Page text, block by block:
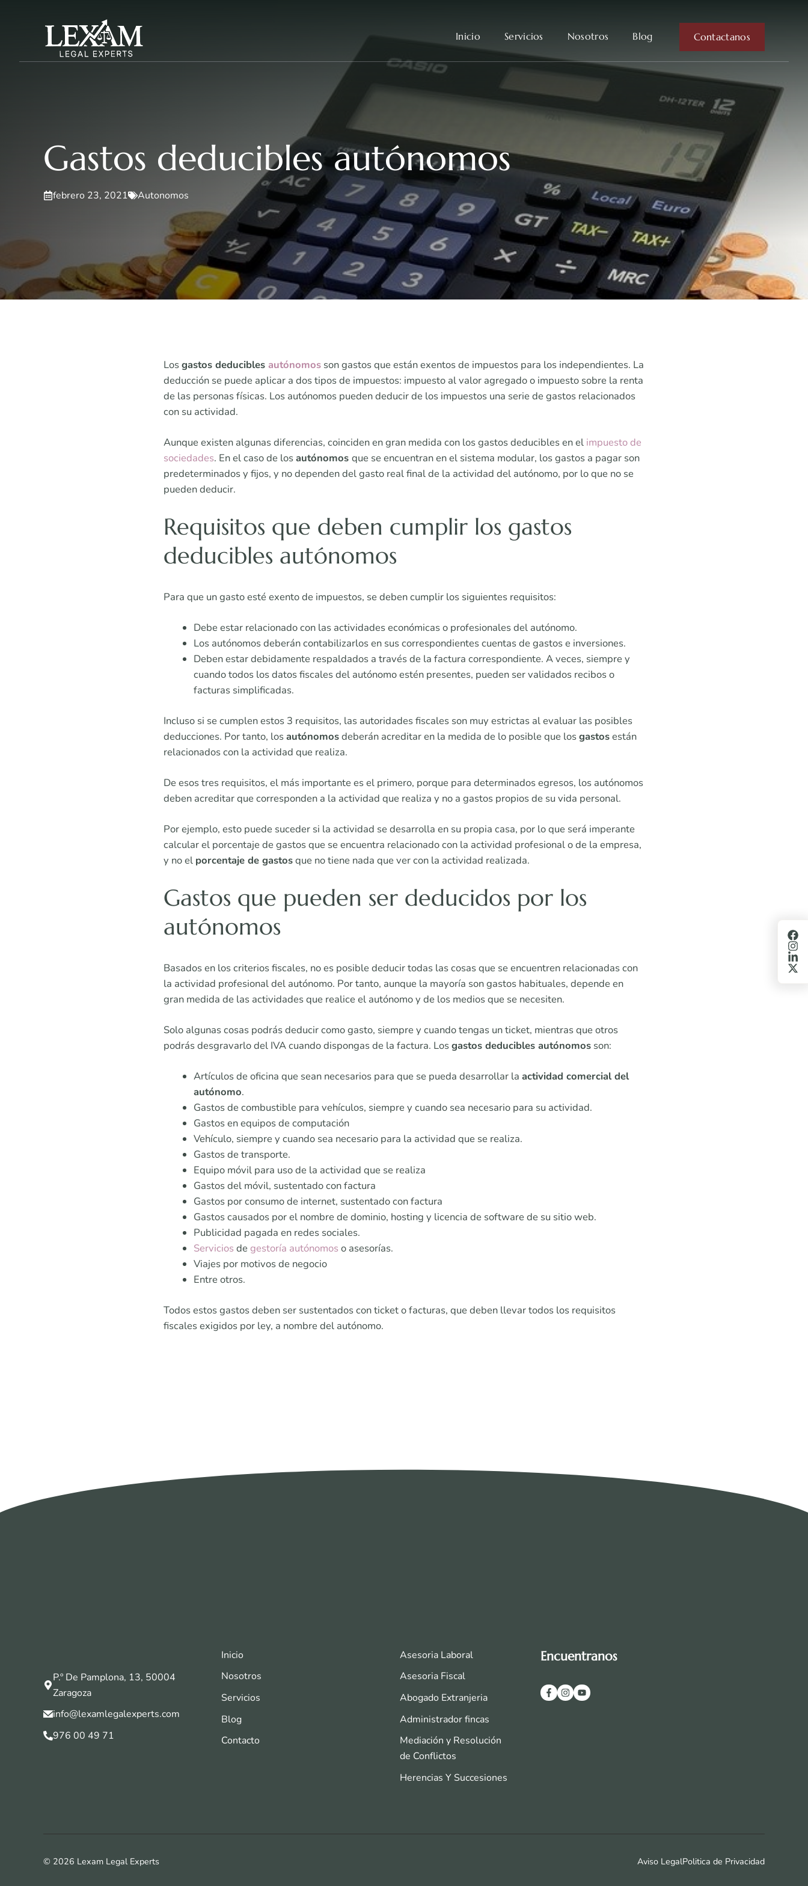
Inicio Servicios Nosotros Blog Contactanos
Gastos deducibles autónomos
febrero 23, 2021 Autonomos
Losgastos deducibles autónomos son gastos que están exentos de impuestos para los independientes. La
deducción se puede aplicar a dos tipos de impuestos: impuesto al valor agregado o impuesto sobre la renta
de las personas físicas. Los autónomos pueden deducir de los impuestos una serie de gastos relacionados
con su actividad.
Aunque existen algunas diferencias, coinciden en gran medida con los gastos deducibles en el impuesto de
sociedades. En el caso de losautónomos que se encuentran en el sistema modular, los gastos a pagar son
predeterminados y fijos, y no dependen del gasto real final de la actividad del autónomo, por lo que no se
pueden deducir.
Requisitos que deben cumplir los gastos
deducibles autónomos
Para que un gasto esté exento de impuestos, se deben cumplir los siguientes requisitos:
Debe estar relacionado con las actividades económicas o profesionales del autónomo.
Los autónomos deberán contabilizarlos en sus correspondientes cuentas de gastos e inversiones.
Deben estar debidamente respaldados a través de la factura correspondiente. A veces, siempre y
cuando todos los datos fiscales del autónomo estén presentes, pueden ser validados recibos o
facturas simplificadas.
Incluso si se cumplen estos 3 requisitos, las autoridades fiscales son muy estrictas al evaluar las posibles
deducciones. Por tanto, losautónomosdeberán acreditar en la medida de lo posible que losgastosestán
relacionados con la actividad que realiza.
De esos tres requisitos, el más importante es el primero, porque para determinados egresos, los autónomos
deben acreditar que corresponden a la actividad que realiza y no a gastos propios de su vida personal.
Por ejemplo, esto puede suceder si la actividad se desarrolla en su propia casa, por lo que será imperante
calcular el porcentaje de gastos que se encuentra relacionado con la actividad profesional o de la empresa,
y no el porcentaje de gastosque no tiene nada que ver con la actividad realizada.
Gastos que pueden ser deducidos por los
autónomos
Basados en los criterios fiscales, no es posible deducir todas las cosas que se encuentren relacionadas con
la actividad profesional del autónomo. Por tanto, aunque la mayoría son gastos habituales, depende en
gran medida de las actividades que realice el autónomo y de los medios que se necesiten.
Solo algunas cosas podrás deducir como gasto, siempre y cuando tengas un ticket, mientras que otros
podrás desgravarlo del IVA cuando dispongas de la factura. Losgastos deducibles autónomos son:
Artículos de oficina que sean necesarios para que se pueda desarrollar la actividad comercial del
autónomo.
Gastos de combustible para vehículos, siempre y cuando sea necesario para su actividad.
Gastos en equipos de computación
Vehículo, siempre y cuando sea necesario para la actividad que se realiza.
Gastos de transporte.
Equipo móvil para uso de la actividad que se realiza
Gastos del móvil, sustentado con factura
Gastos por consumo de internet, sustentado con factura
Gastos causados por el nombre de dominio, hosting y licencia de software de su sitio web.
Publicidad pagada en redes sociales.
Servicios de gestoría autónomos o asesorías.
Viajes por motivos de negocio
Entre otros.
Todos estos gastos deben ser sustentados con ticket o facturas, que deben llevar todos los requisitos
fiscales exigidos por ley, a nombre del autónomo.
P.º De Pamplona, 13, 50004
Zaragoza
info@lexamlegalexperts.com
976 00 49 71
Inicio
Nosotros
Servicios
Blog
Contacto
Asesoria Laboral
Asesoria Fiscal
Abogado Extranjeria
Administrador fincas
Mediación y Resolución
de Conflictos
Herencias Y Succesiones
Encuentranos
© 2026 Lexam Legal Experts Aviso LegalPolitica de Privacidad